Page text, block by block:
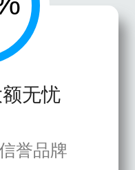
无忧
誉品牌